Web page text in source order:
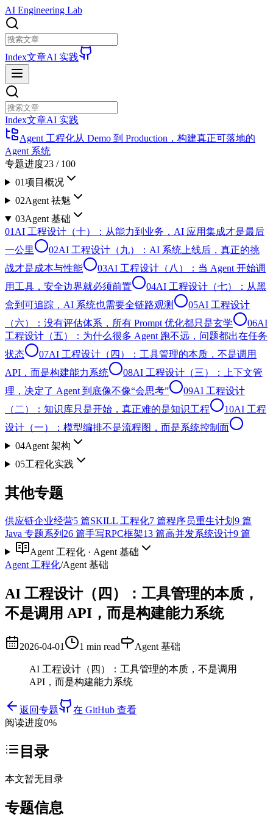
AI Engineering Lab
Index文章AI 实践
Index文章AI 实践
Agent 工程化从 Demo 到 Production，构建真正可落地的
Agent 系统
专题进度23 / 100
01项目概况
02Agent 祛魅
03Agent 基础
01 AI 工程设计（十）：从能力到业务，AI 应用集成才是最后
一公里
02AI 工程设计（九）：AI 系统上线后，真正的挑
战才是成本与性能
03AI 工程设计（八）：当 Agent 开始调
用工具，安全边界就必须前置
04AI 工程设计（七）：从黑
盒到可追踪，AI 系统也需要全链路观测
05AI 工程设计
（六）：没有评估体系，所有 Prompt 优化都只是玄学
06AI
工程设计（五）：为什么很多 Agent 跑不远，问题都出在任务
状态
07AI 工程设计（四）：工具管理的本质，不是调用
API，而是构建能力系统
08AI 工程设计（三）：上下文管
理，决定了 Agent 到底像不像“会思考”
09AI 工程设计
（二）：知识库只是开始，真正难的是知识工程
10AI 工程
设计（一）：模型编排不是流程图，而是系统控制面
04Agent 架构
05工程化实践
其他专题
供应链企业经营5 篇SKILL 工程化7 篇程序员重生计划 9 篇
Java 专题系列 26 篇手写RPC框架13 篇高并发系统设计9 篇
Agent 工程化· Agent 基础
Agent 工程化/Agent 基础
AI 工程设计（四）：工具管理的本质，
不是调用 API，而是构建能力系统
2026-04-01 1 min read Agent 基础
AI 工程设计（四）：工具管理的本质，不是调用
API，而是构建能力系统
返回专题
在 GitHub 查看
阅读进度0%
目录
本文暂无目录
专题信息